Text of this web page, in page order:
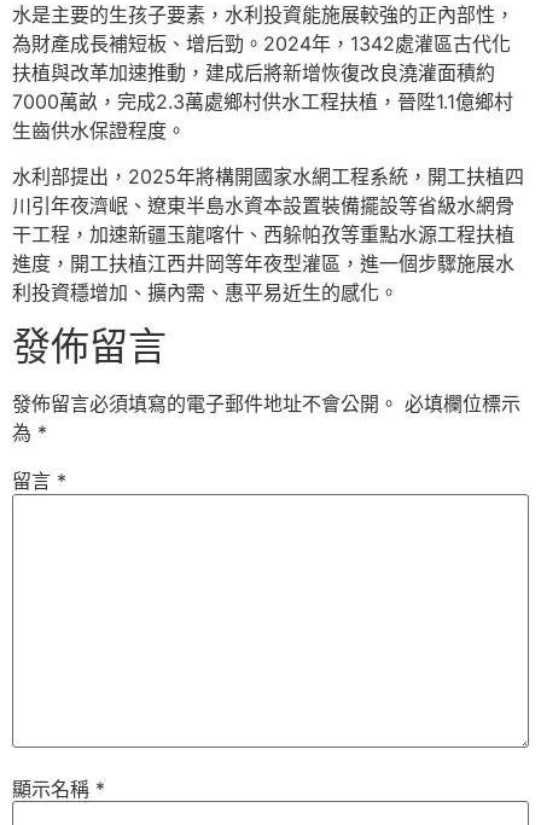
水是主要的生孩子要素，水利投資能施展較強的正內部性，
為財產成長補短板、增后勁。2024年，1342處灌區古代化
扶植與改革加速推動，建成后將新增恢復改良澆灌面積約
7000萬畝，完成2.3萬處鄉村供水工程扶植，晉陞1.1億鄉村
生齒供水保證程度。
水利部提出，2025年將構開國家水網工程系統，開工扶植四
川引年夜濟岷、遼東半島水資本設置裝備擺設等省級水網骨
干工程，加速新疆玉龍喀什、西躲帕孜等重點水源工程扶植
進度，開工扶植江西井岡等年夜型灌區，進一個步驟施展水
利投資穩增加、擴內需、惠平易近生的感化。
發佈留言
發佈留言必須填寫的電子郵件地址不會公開。 必填欄位標示
為 *
留言 *
顯示名稱 *